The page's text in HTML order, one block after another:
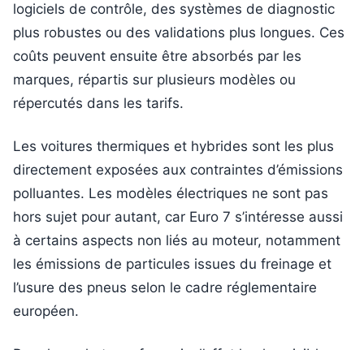
logiciels de contrôle, des systèmes de diagnostic
plus robustes ou des validations plus longues. Ces
coûts peuvent ensuite être absorbés par les
marques, répartis sur plusieurs modèles ou
répercutés dans les tarifs.
Les voitures thermiques et hybrides sont les plus
directement exposées aux contraintes d’émissions
polluantes. Les modèles électriques ne sont pas
hors sujet pour autant, car Euro 7 s’intéresse aussi
à certains aspects non liés au moteur, notamment
les émissions de particules issues du freinage et
l’usure des pneus selon le cadre réglementaire
européen.